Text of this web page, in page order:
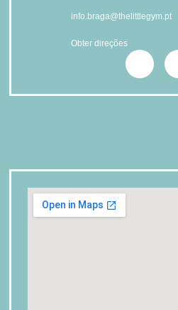
info.braga@thelittlegym.pt
Obter direções